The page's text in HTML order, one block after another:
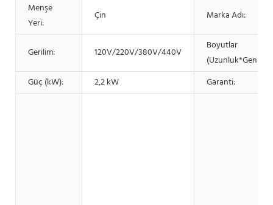
Menşe
Yeri:
Çin Marka Adı:
Gerilim: 120V/220V/380V/440V
Boyutlar
Güç (kW):
2,2 kW Garanti: